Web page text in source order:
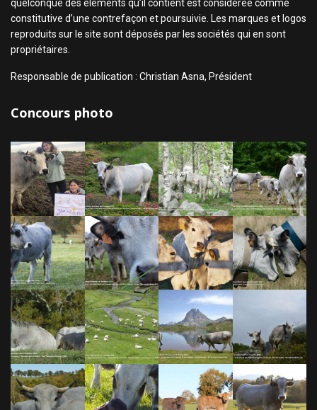
quelconque des éléments qu’il contient est considérée comme
constitutive d’une contrefaçon et poursuivie. Les marques et logos
reproduits sur le site sont déposés par les sociétés qui en sont
propriétaires.
Responsable de publication : Christian Asna, Président
Concours photo